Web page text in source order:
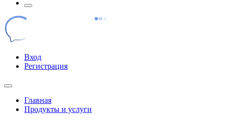
Вход
Регистрация
Главная
Продукты и услуги